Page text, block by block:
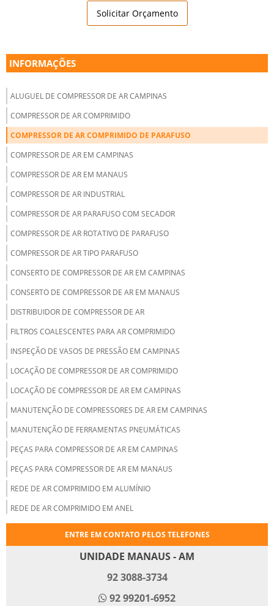
Solicitar Orçamento
INFORMAÇÕES
ALUGUEL DE COMPRESSOR DE AR CAMPINAS
COMPRESSOR DE AR COMPRIMIDO
COMPRESSOR DE AR COMPRIMIDO DE PARAFUSO
COMPRESSOR DE AR EM CAMPINAS
COMPRESSOR DE AR EM MANAUS
COMPRESSOR DE AR INDUSTRIAL
COMPRESSOR DE AR PARAFUSO COM SECADOR
COMPRESSOR DE AR ROTATIVO DE PARAFUSO
COMPRESSOR DE AR TIPO PARAFUSO
CONSERTO DE COMPRESSOR DE AR EM CAMPINAS
CONSERTO DE COMPRESSOR DE AR EM MANAUS
DISTRIBUIDOR DE COMPRESSOR DE AR
FILTROS COALESCENTES PARA AR COMPRIMIDO
INSPEÇÃO DE VASOS DE PRESSÃO EM CAMPINAS
LOCAÇÃO DE COMPRESSOR DE AR COMPRIMIDO
LOCAÇÃO DE COMPRESSOR DE AR EM CAMPINAS
MANUTENÇÃO DE COMPRESSORES DE AR EM CAMPINAS
MANUTENÇÃO DE FERRAMENTAS PNEUMÁTICAS
PEÇAS PARA COMPRESSOR DE AR EM CAMPINAS
PEÇAS PARA COMPRESSOR DE AR EM MANAUS
REDE DE AR COMPRIMIDO EM ALUMÍNIO
REDE DE AR COMPRIMIDO EM ANEL
SECADOR AR COMPRIMIDO VENDA
ENTRE EM CONTATO PELOS TELEFONES
UNIDADE MANAUS - AM
92 3088-3734
92 99201-6952